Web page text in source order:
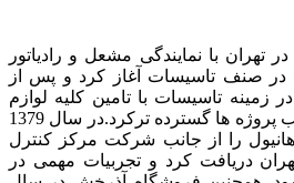
این مجموعه از سال 1369 در تهران با نمایندگی مشعل و رادیاتور
در صنف تاسیسات آغاز کرد و پس از
زمینه تاسیسات با تامین کلیه لوازم
های موتورخانه ، اجرا و نصب پروژه ها گسترده ترکرد. در سال 1379
را از جانب شرکت مرکز کنترل
دریافت کرد و تجربیات مهمی در